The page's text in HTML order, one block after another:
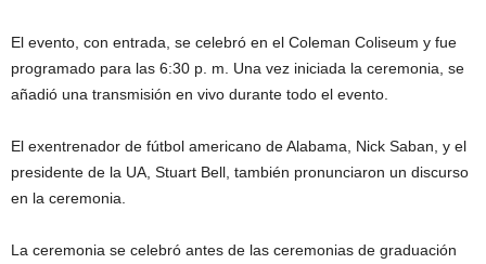
El evento, con entrada, se celebró en el Coleman Coliseum y fue
programado para las 6:30 p. m. Una vez iniciada la ceremonia, se
añadió una transmisión en vivo durante todo el evento.
El exentrenador de fútbol americano de Alabama, Nick Saban, y el
presidente de la UA, Stuart Bell, también pronunciaron un discurso
en la ceremonia.
La ceremonia se celebró antes de las ceremonias de graduación